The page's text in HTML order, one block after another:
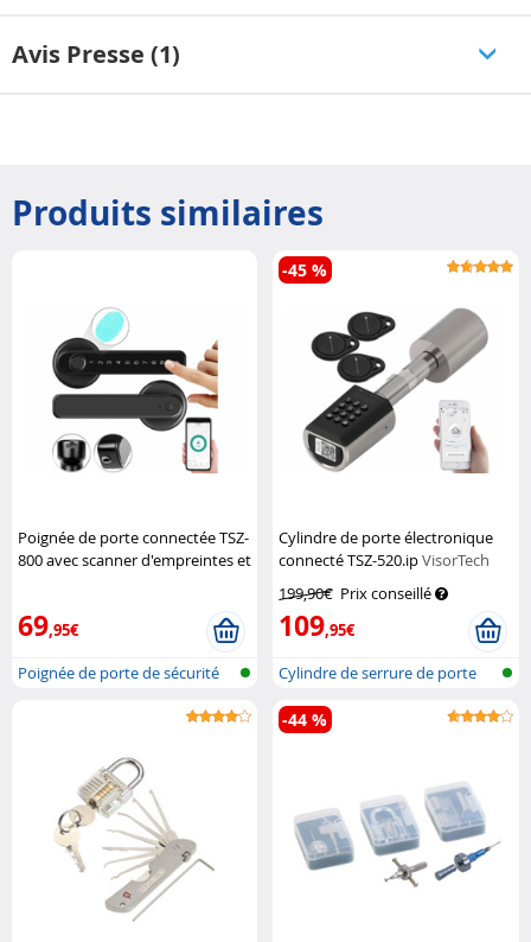
Avis Presse (1)
Produits similaires
Poignée de porte connectée TSZ-
800 avec scanner d'empreintes et
69,95€
Poignée de porte de sécurité
Cylindre de porte électronique
connecté TSZ-520.ipVisorTech
199,90€ Prix conseillé
109,95€
-45 %
Cylindre de serrure de porte
avec a...
-44 %